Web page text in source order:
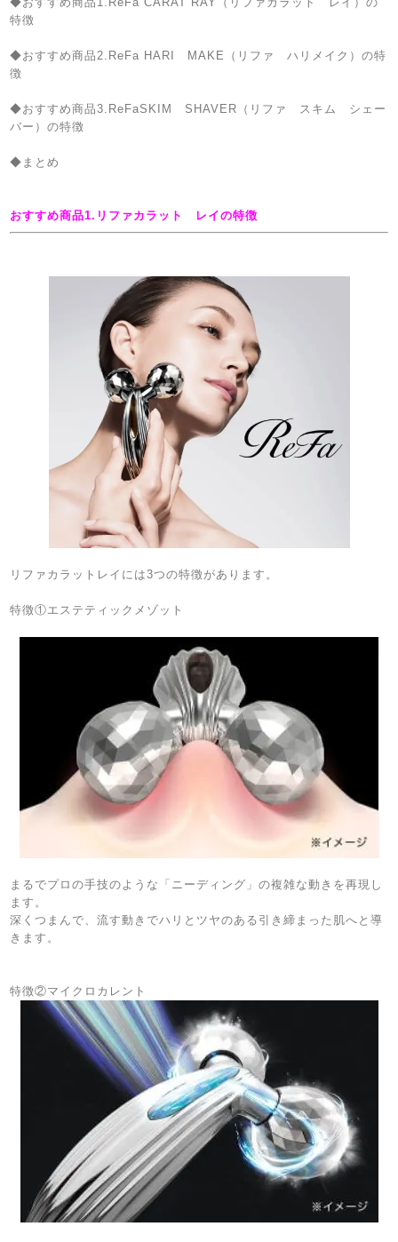
特徴
◆おすすめ商品2.ReFa HARI MAKE（リファ ハリメイク）の特
徴
◆おすすめ商品3.ReFaSKIM SHAVER（リファ スキム シェー
バー）の特徴
◆まとめ
おすすめ商品1.リファカラット レイの特徴
リファカラットレイには3つの特徴があります。
特徴①エステティックメゾット
まるでプロの手技のような「ニーディング」の複雑な動きを再現し
ます。
深くつまんで、流す動きでハリとツヤのある引き締まった肌へと導
きます。
特徴②マイクロカレント